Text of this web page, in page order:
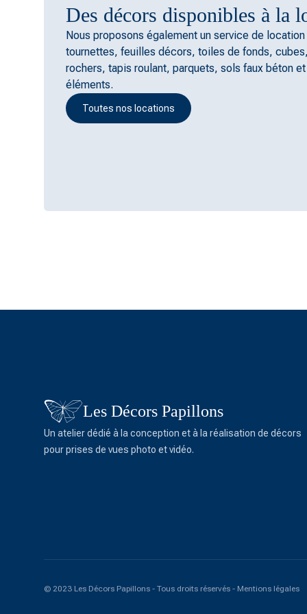
Des décors disponibles à la
Nous proposons également un service de
tournettes, feuilles décors, toiles de fonds,
rochers, tapis roulant, parquets, sols faux béton
éléments.
Toutes nos locations
Les Décors Papillons
Un atelier dédié à la conception et à la réalisation de décors
pour prises de vues photo et vidéo.
© 2023 Les Décors Papillons - Tous droits réservés - Mentions légales